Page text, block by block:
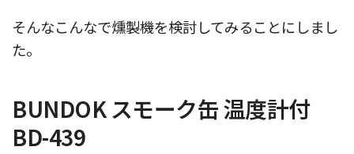
そんなこんなで燻製機を検討してみることにしまし
た。
BUNDOK スモーク缶 温度計付
BD-439